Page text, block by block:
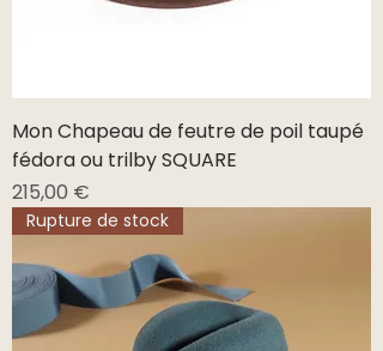
Mon Chapeau de feutre de poil taupé
fédora ou trilby SQUARE
Prix
215,00 €
Rupture de stock